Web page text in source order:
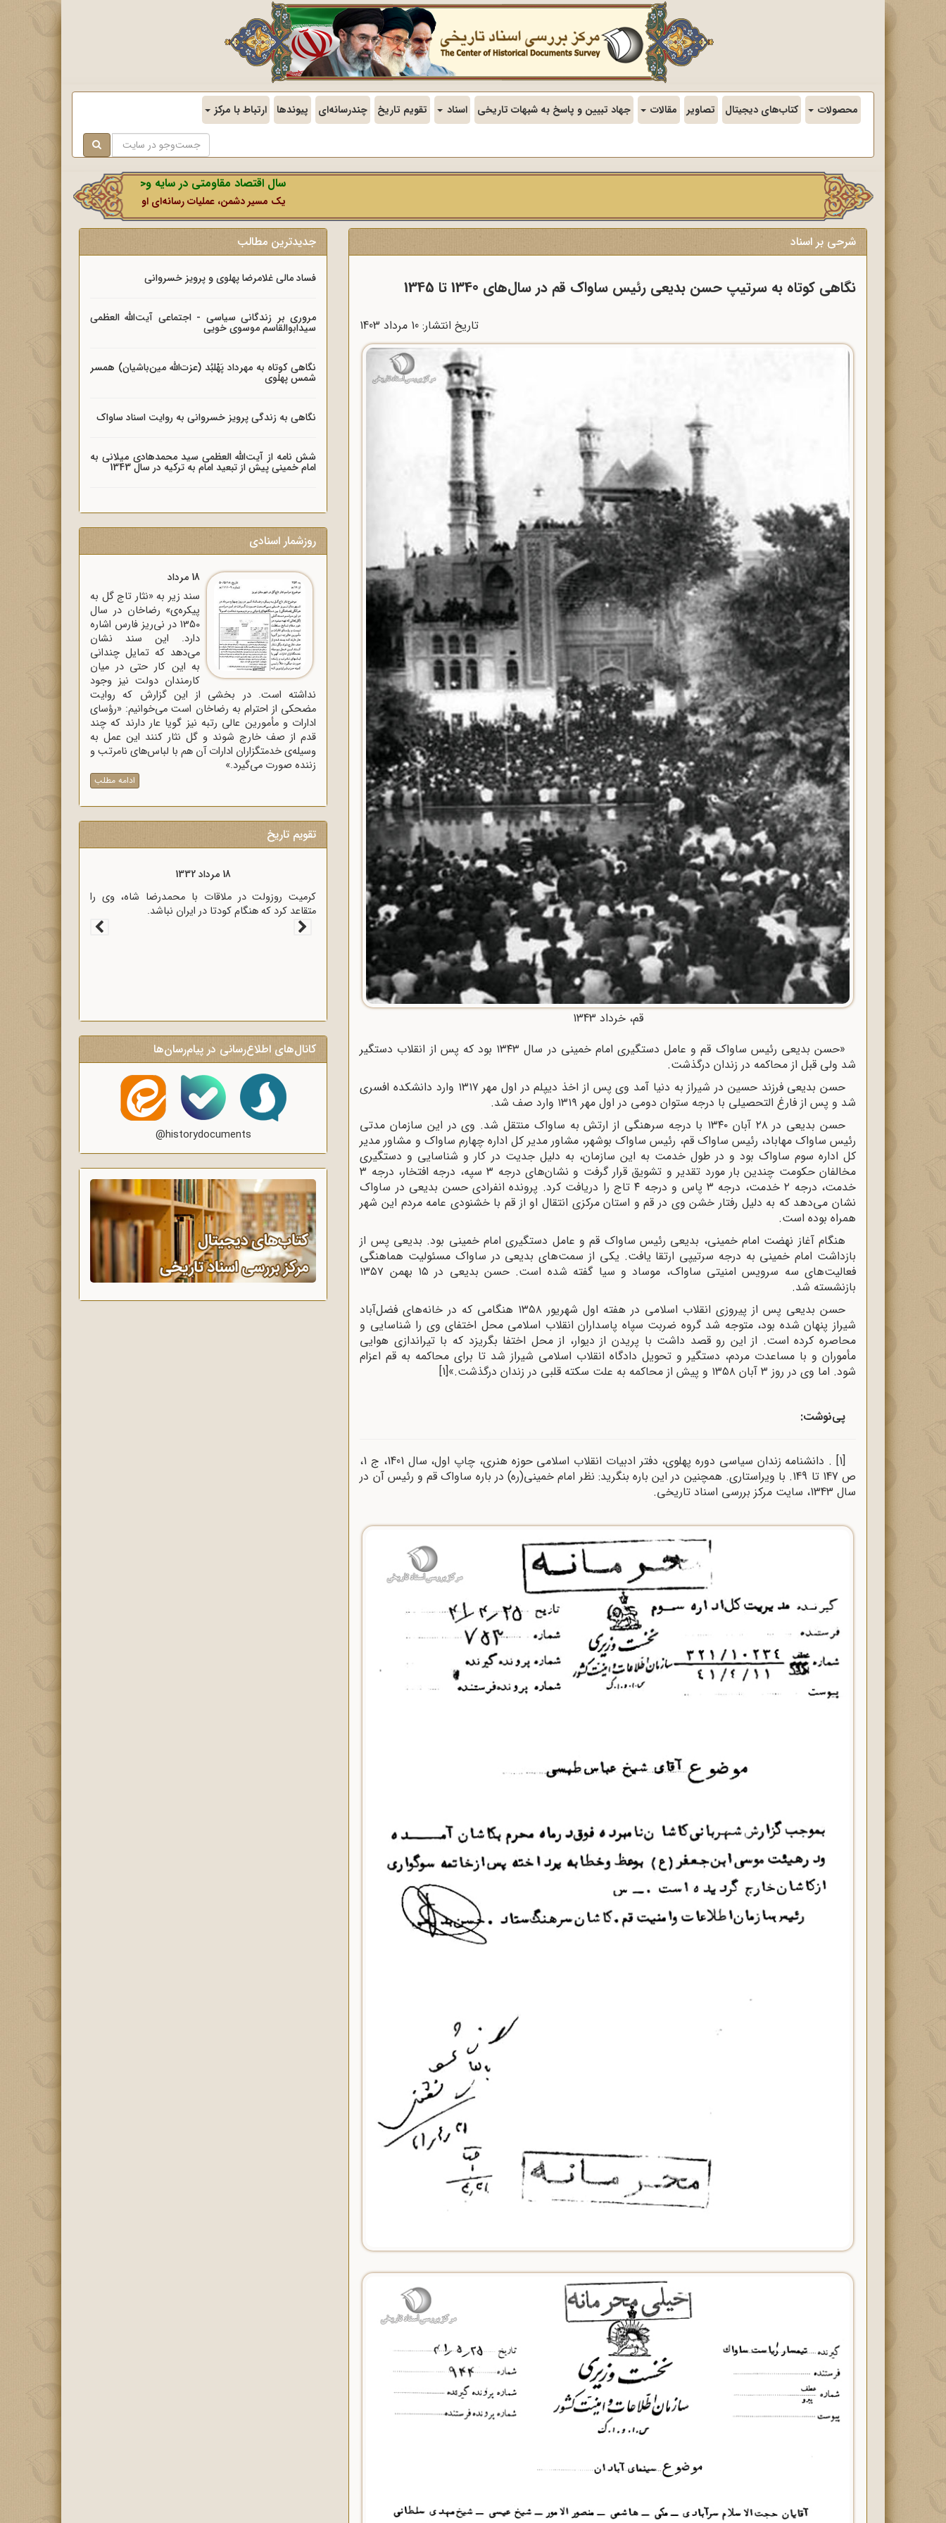
محصولات کتاب‌های دیجیتال تصاویر مقالات جهاد تبیین و پاسخ به شبهات تاریخی اسناد تقویم تاریخ چندرسانه‌ای پیوندها ارتباط با مرکز
سال اقتصاد مقاومتی در سایه وحدت ملی و امنیت ملی.
یک مسیر دشمن، عملیات رسانه‌ای او است که در این ایام بطور خاص با
شرحی بر اسناد
نگاهی کوتاه به سرتیپ حسن بدیعی رئیس ساواک قم در سال‌های 1340 تا 1345
تاریخ انتشار: 10 مرداد 1403
قم، خرداد 1343
«حسن بدیعی رئیس ساواک قم و عامل دستگیری امام خمینی در سال ۱۳۴۳ بود که پس از انقلاب دستگیر
شد ولی قبل از محاکمه در زندان درگذشت.
حسن بدیعی فرزند حسین در شیراز به دنیا آمد وی پس از اخذ دیپلم در اول مهر ۱۳۱۷ وارد دانشکده افسری
شد و پس از فارغ التحصیلی با درجه ستوان دومی در اول مهر ۱۳۱۹ وارد صف شد.
حسن بدیعی در ۲۸ آبان ۱۳۴۰ با درجه سرهنگی از ارتش به ساواک منتقل شد. وی در این سازمان مدتی
رئیس ساواک مهاباد، رئیس ساواک قم، رئیس ساواک بوشهر، مشاور مدیر کل اداره چهارم ساواک و مشاور مدیر
کل اداره سوم ساواک بود و در طول خدمت به این سازمان، به دلیل جدیت در کار و شناسایی و دستگیری
مخالفان حکومت چندین بار مورد تقدیر و تشویق قرار گرفت و نشان‌های درجه ۳ سپه، درجه افتخار، درجه ۳
خدمت، درجه ۲ خدمت، درجه ۳ پاس و درجه ۴ تاج را دریافت کرد. پرونده انفرادی حسن بدیعی در ساواک
نشان می‌دهد که به دلیل رفتار خشن وی در قم و استان مرکزی انتقال او از قم با خشنودی عامه مردم این شهر
همراه بوده است.
هنگام آغاز نهضت امام خمینی، بدیعی رئیس ساواک قم و عامل دستگیری امام خمینی بود. بدیعی پس از
بازداشت امام خمینی به درجه سرتیپی ارتقا یافت. یکی از سمت‌های بدیعی در ساواک مسئولیت هماهنگی
فعالیت‌های سه سرویس امنیتی ساواک، موساد و سیا گفته شده است. حسن بدیعی در ۱۵ بهمن ۱۳۵۷
بازنشسته شد.
حسن بدیعی پس از پیروزی انقلاب اسلامی در هفته اول شهریور ۱۳۵۸ هنگامی که در خانه‌های فضل‌آباد
شیراز پنهان شده بود، متوجه شد گروه ضربت سپاه پاسداران انقلاب اسلامی محل اختفای وی را شناسایی و
محاصره کرده است. از این رو قصد داشت با پریدن از دیوار، از محل اختفا بگریزد که با تیراندازی هوایی
مأموران و با مساعدت مردم، دستگیر و تحویل دادگاه انقلاب اسلامی شیراز شد تا برای محاکمه به قم اعزام
شود. اما وی در روز ۳ آبان ۱۳۵۸ و پیش از محاکمه به علت سکته قلبی در زندان درگذشت.»
[1]
پی‌نوشت:
[1]
. دانشنامه زندان سیاسی دوره پهلوی، دفتر ادبیات انقلاب اسلامی حوزه هنری، چاپ اول، سال 1401، ج 1،
ص 147 تا 149. با ویراستاری. همچنین در این باره بنگرید:
نظر امام خمینی(ره) در باره ساواک قم و رئیس آن در
سال 1343
، سایت مرکز بررسی اسناد تاریخی.
جدیدترین مطالب
فساد مالی غلامرضا پهلوی و پرویز خسروانی
مروری بر زندگانی سیاسی - اجتماعی آیت‌الله العظمی
سیدابوالقاسم موسوی خویی
نگاهی کوتاه به مهرداد پَهْلبُد (عزت‌الله مین‌باشیان) همسر
شمس پهلوی
نگاهی به زندگی پرویز خسروانی به روایت اسناد ساواک
شش نامه از آیت‌الله العظمی سید محمدهادی میلانی به
امام خمینی پیش از تبعید امام به ترکیه در سال 1343
روزشمار اسنادی
18 مرداد
سند زیر به «نثار تاج گل به
پیکره‌ی» رضاخان در سال
1350 در نی‌ریز فارس اشاره
دارد. این سند نشان
می‌دهد که تمایل چندانی
به این کار حتی در میان
کارمندان دولت نیز وجود
نداشته است. در بخشی از این گزارش که روایت
مضحکی از احترام به رضاخان است می‌خوانیم: «رؤسای
ادارات و مأمورین عالی رتبه نیز گویا عار دارند که چند
قدم از صف خارج شوند و گل نثار کنند این عمل به
وسیله‌ی خدمتگزاران ادارات آن هم با لباس‌های نامرتب و
زننده صورت می‌گیرد.»
ادامه مطلب
تقویم تاریخ
18 مرداد 1333
بسیاری از رجال روحانی و سیاسی کشور در نامه‌ای برای
رؤسای مجلسین، خشم خود را از پرداخت غرامت به
انگلیس اعلام کردند.
کانال‌های اطلاع‌رسانی در پیام‌رسان‌ها
@historydocuments